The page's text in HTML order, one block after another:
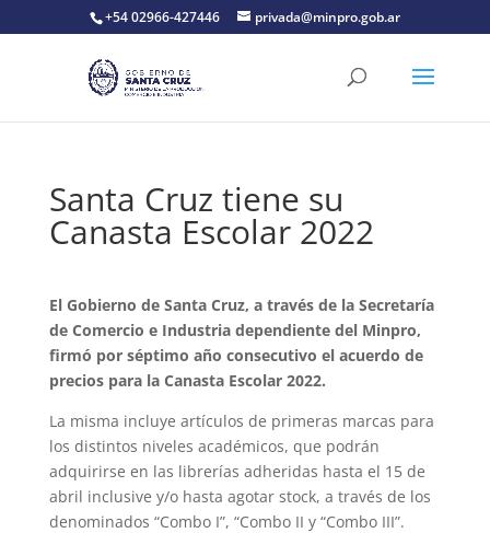
+54 02966-427446 privada@minpro.gob.ar
Santa Cruz tiene su
Canasta Escolar 2022
El Gobierno de Santa Cruz, a través de la Secretaría
de Comercio e Industria dependiente del Minpro,
firmó por séptimo año consecutivo el acuerdo de
precios para la Canasta Escolar 2022.
La misma incluye artículos de primeras marcas para
los distintos niveles académicos, que podrán
adquirirse en las librerías adheridas hasta el 15 de
abril inclusive y/o hasta agotar stock, a través de los
denominados “Combo I”, “Combo II y “Combo III”.